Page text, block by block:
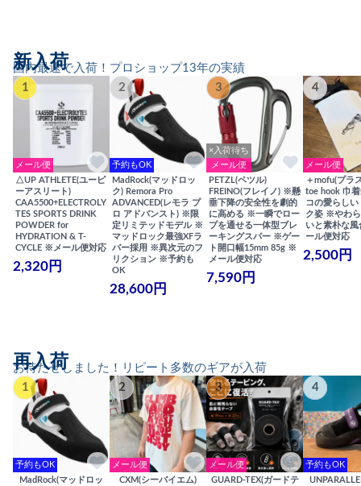
国内最速で入荷！プロショップ13年の実績
新入荷
1
メール便
△UP ATHLETE(ユーピ
ーアスリート)
CAA5500+ELECTROLY
TES SPORTS DRINK
POWDER for
HYDRATION & T-
CYCLE ※メール便対応
2,320円
2
予約もOK
MadRock(マッドロッ
ク) Remora Pro
ADVANCED(レモラ プ
ロ アドバンスト) ※限
定リミテッドモデル ※
マッドロック最強XFラ
バー採用 ※異次元のフ
リクション ※予約も
OK
28,600円
3
×入荷待ち
メール便
PETZL(ペツル)
FREINO(フレイノ) ※懸
垂下降の安全性を劇的
に高める ※一瞬でロー
プを通せる一体型ブレ
ーキングスパー ※ゲー
ト開口幅15mm 85g ※
メール便対応
7,590円
4
メール便
＋mofu(プラ
toe hook 巾
コの愛らしい
ク姿 ※やわ
いと素朴な
ール便対応
2,500円
お待たせしました！リピート多数のギアが入荷
再入荷
1
予約もOK
MadRock(マッドロッ
2
メール便
CXM(シーバイエム)
3
メール便
GUARD-TEX(ガードテ
4
予約もOK